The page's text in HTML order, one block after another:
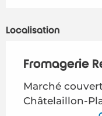
Localisation
Fromagerie
Marché
Châtelaillon-